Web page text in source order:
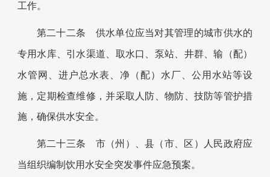
工作。
第二十二条 供水单位应当对其管理的城市供水的
专用水库、引水渠道、取水口、泵站、井群、输（配）
水管网、进户总水表、净（配）水厂、公用水站等设
施，定期检查维修，并采取人防、物防、技防等管护措
施，确保供水安全。
第二十三条 市（州）、县（市、区）人民政府应
当组织编制饮用水安全突发事件应急预案。